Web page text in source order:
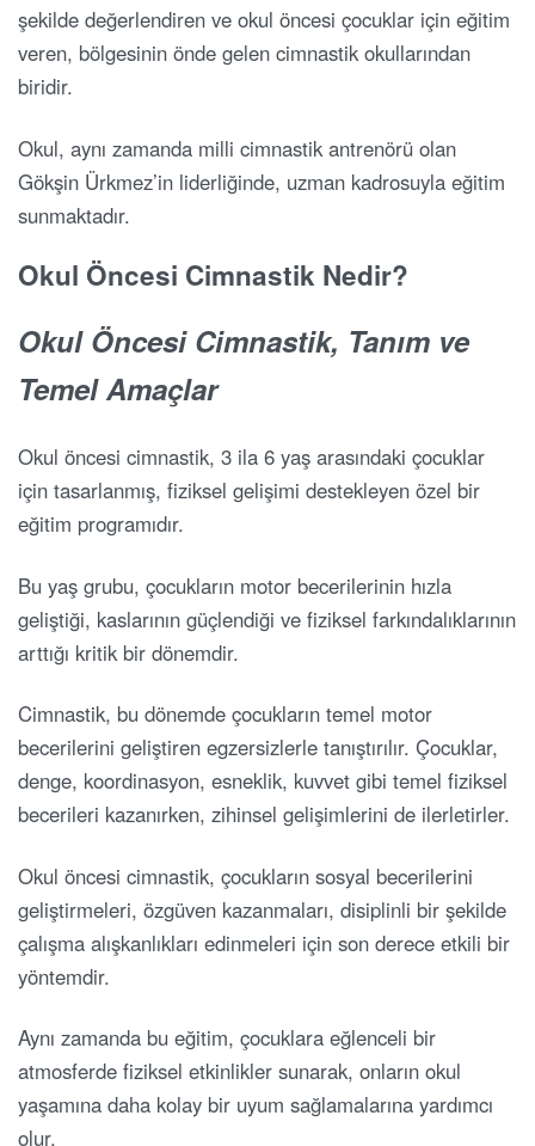
şekilde değerlendiren ve okul öncesi çocuklar için eğitim
veren, bölgesinin önde gelen cimnastik okullarından
biridir.
Okul, aynı zamanda milli cimnastik antrenörü olan
Gökşin Ürkmez’in liderliğinde, uzman kadrosuyla eğitim
sunmaktadır.
Okul Öncesi Cimnastik Nedir?
Okul Öncesi Cimnastik, Tanım ve
Temel Amaçlar
Okul öncesi cimnastik, 3 ila 6 yaş arasındaki çocuklar
için tasarlanmış, fiziksel gelişimi destekleyen özel bir
eğitim programıdır.
Bu yaş grubu, çocukların motor becerilerinin hızla
geliştiği, kaslarının güçlendiği ve fiziksel farkındalıklarının
arttığı kritik bir dönemdir.
Cimnastik, bu dönemde çocukların temel motor
becerilerini geliştiren egzersizlerle tanıştırılır. Çocuklar,
denge, koordinasyon, esneklik, kuvvet gibi temel fiziksel
becerileri kazanırken, zihinsel gelişimlerini de ilerletirler.
Okul öncesi cimnastik, çocukların sosyal becerilerini
geliştirmeleri, özgüven kazanmaları, disiplinli bir şekilde
çalışma alışkanlıkları edinmeleri için son derece etkili bir
yöntemdir.
Aynı zamanda bu eğitim, çocuklara eğlenceli bir
atmosferde fiziksel etkinlikler sunarak, onların okul
yaşamına daha kolay bir uyum sağlamalarına yardımcı
olur.